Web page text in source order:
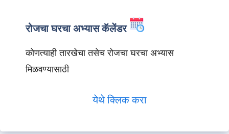
रोजचा घरचा अभ्यास कॅलेंडर
कोणत्याही तारखेचा तसेच रोजचा घरचा अभ्यास
मिळवण्यासाठी
येथे क्लिक करा